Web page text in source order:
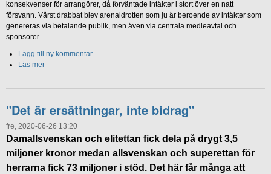
konsekvenser för arrangörer, då förväntade intäkter i stort över en natt
försvann. Värst drabbat blev arenaidrotten som ju är beroende av intäkter som
genereras via betalande publik, men även via centrala medieavtal och
sponsorer.
Lägg till ny kommentar
Läs mer
"Det är ersättningar, inte bidrag"
fre, 2020-06-26 13:20
Damallsvenskan och elitettan fick dela på drygt 3,5
miljoner kronor medan allsvenskan och superettan för
herrarna fick 73 miljoner i stöd. Det här får många att